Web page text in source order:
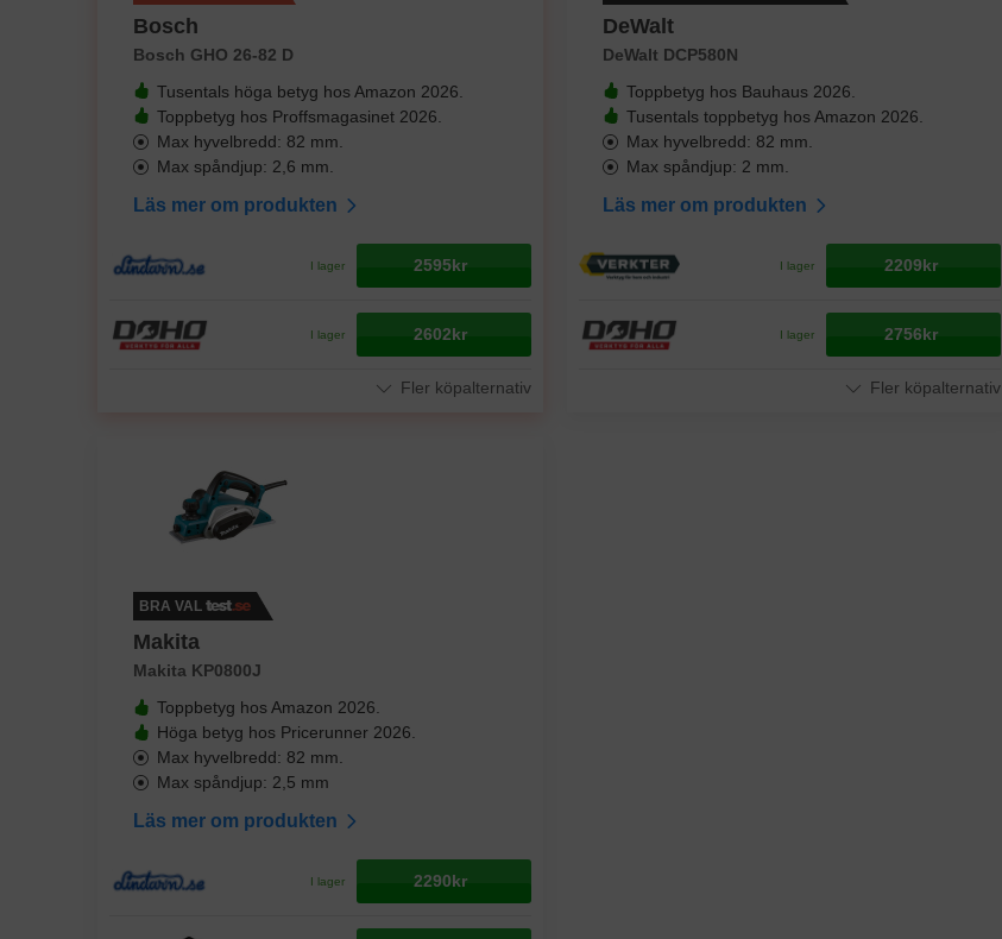
Bosch
Bosch GHO 26-82 D
Tusentals höga betyg hos Amazon 2026.
Toppbetyg hos Proffsmagasinet 2026.
Max hyvelbredd: 82 mm.
Max spåndjup: 2,6 mm.
Läs mer om produkten
I lager 2595kr
I lager 2602kr
Fler köpalternativ
DeWalt
DeWalt DCP580N
Toppbetyg hos Bauhaus 2026.
Tusentals toppbetyg hos Amazon 2026.
Max hyvelbredd: 82 mm.
Max spåndjup: 2 mm.
Läs mer om produkten
I lager 2209kr
I lager 2756kr
Fler köpalternativ
BRA VAL
Makita
Makita KP0800J
Toppbetyg hos Amazon 2026.
Höga betyg hos Pricerunner 2026.
Max hyvelbredd: 82 mm.
Max spåndjup: 2,5 mm
Läs mer om produkten
I lager 2290kr